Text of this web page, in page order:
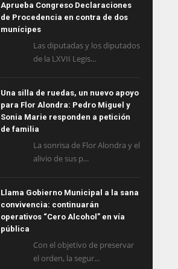
Aprueba Congreso Declaraciones
de Procedencia en contra de dos
munícipes
Las diputadas y los diputados
de la LXVII Legis...
Una silla de ruedas, un nuevo apoyo
para Flor Alondra: Pedro Miguel y
Sonia Marie responden a petición
de familia
La sonrisa de Flor Alondra y el
alivio de sus p...
Llama Gobierno Municipal a la sana
convivencia: continuarán
operativos “Cero Alcohol” en vía
pública
Con el objetivo de preservar
el orden, la segur...